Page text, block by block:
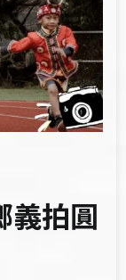
義拍圓